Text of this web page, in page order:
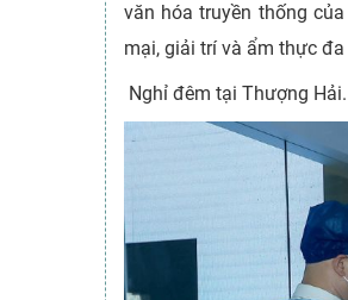
văn hóa truyền thống
mại, giải trí và ẩm thực đa
Nghỉ đêm tại Thượng Hải.